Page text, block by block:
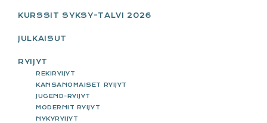
KURSSIT SYKSY-TALVI 2026
JULKAISUT
RYIJYT
REKIRYIJYT
KANSANOMAISET RYIJYT
JUGEND-RYIJYT
MODERNIT RYIJYT
NYKYRYIJYT